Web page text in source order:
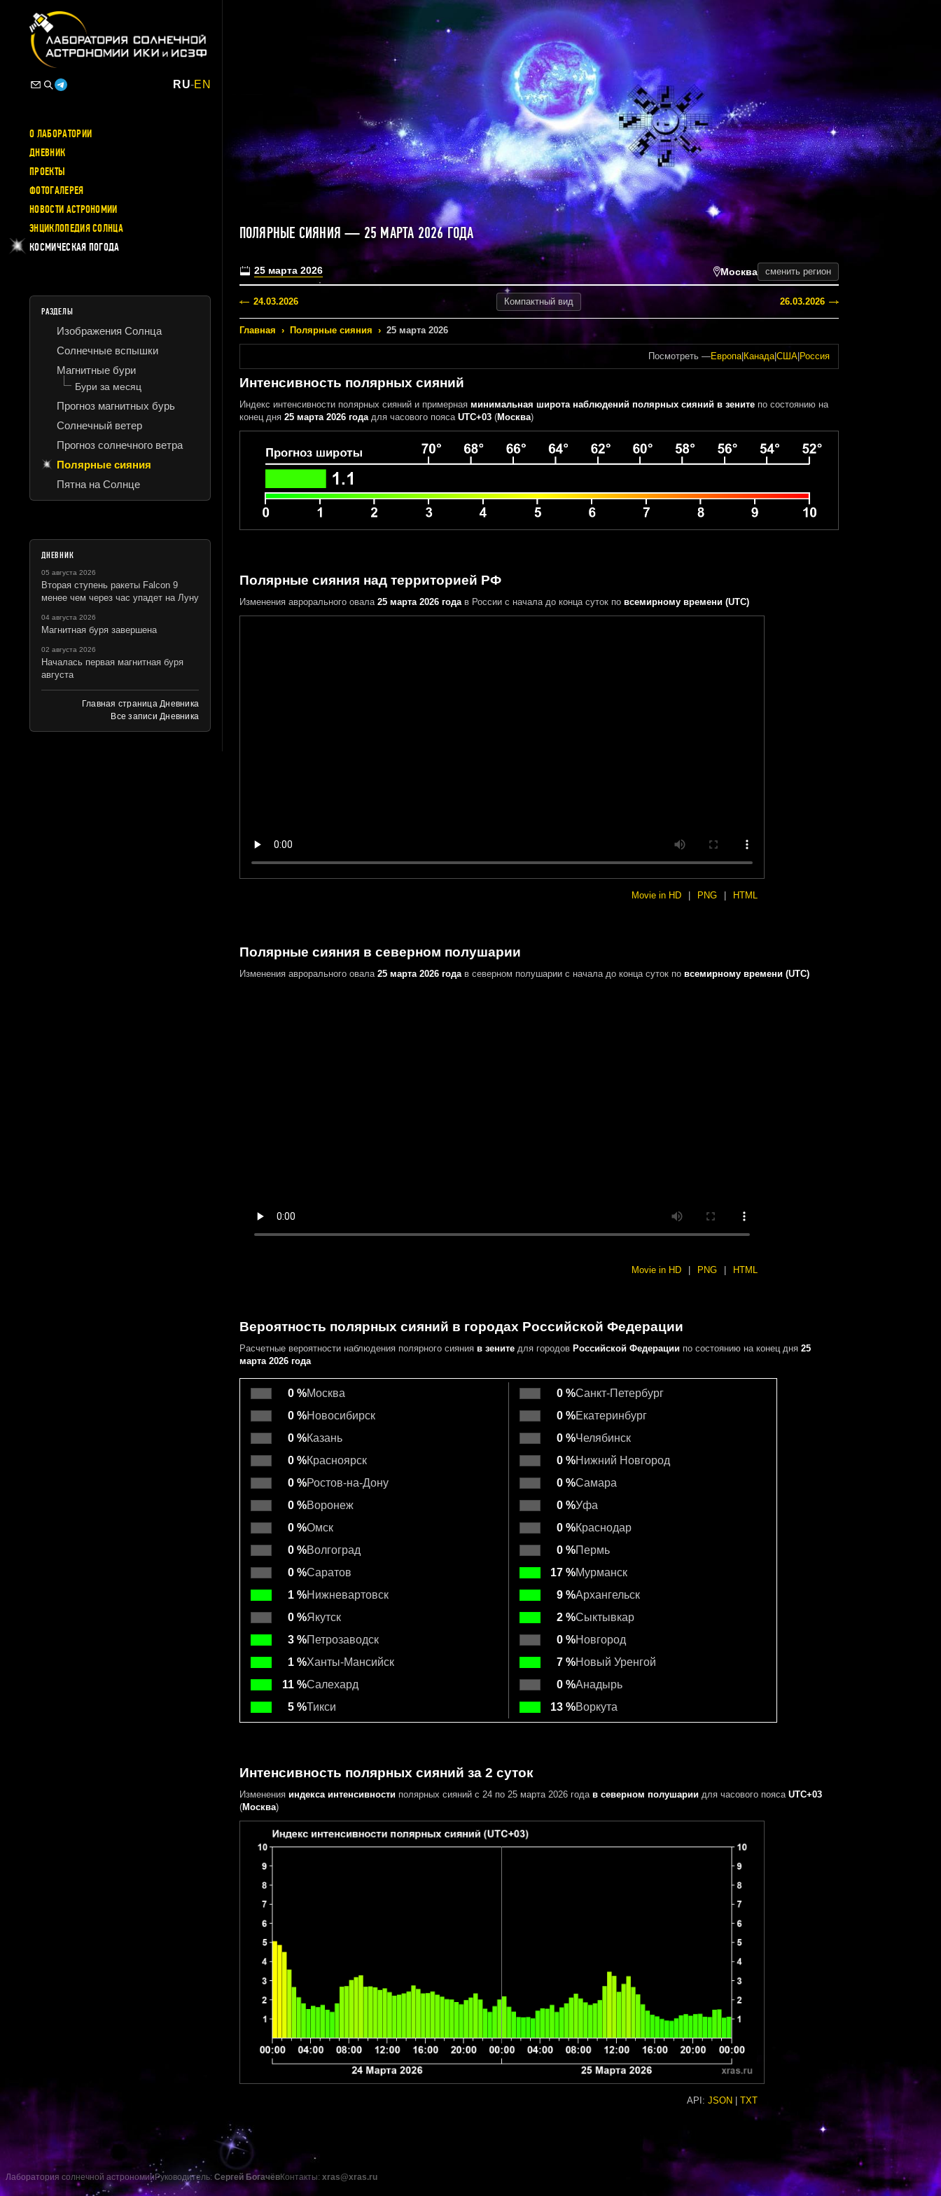
RU-EN
О ЛАБОРАТОРИИ
ДНЕВНИК
ПРОЕКТЫ
ФОТОГАЛЕРЕЯ
НОВОСТИ АСТРОНОМИИ
ЭНЦИКЛОПЕДИЯ СОЛНЦА
КОСМИЧЕСКАЯ ПОГОДА
РАЗДЕЛЫ
Изображения Солнца
Солнечные вспышки
Магнитные бури
Бури за месяц
Прогноз магнитных бурь
Солнечный ветер
Прогноз солнечного ветра
Полярные сияния
Пятна на Солнце
ДНЕВНИК
05 августа 2026
Вторая ступень ракеты Falcon 9
менее чем через час упадет на Луну
04 августа 2026
Магнитная буря завершена
02 августа 2026
Началась первая магнитная буря
августа
Главная страница Дневника
Все записи Дневника
ПОЛЯРНЫЕ СИЯНИЯ — 25 МАРТА 2026 ГОДА
25 марта 2026 Москва сменить регион
24.03.2026 Компактный вид 26.03.2026
Главная › Полярные сияния › 25 марта 2026
Посмотреть —Европа|Канада|США|Россия
Интенсивность полярных сияний
Индекс интенсивности полярных сиянийи примерная минимальная широта наблюдений полярных сияний в зенитепо состоянию на
конец дня 25 марта 2026 годадля часового пояса UTC+03(Москва)
Полярные сияния над территорией РФ
Изменения аврорального овала 25 марта 2026 годав Россиис начала до конца сутокпо всемирному времени (UTC)
Movie in HD PNG HTML
Полярные сияния в северном полушарии
Изменения аврорального овала 25 марта 2026 годав северном полушариис начала до конца сутокпо всемирному времени (UTC)
Movie in HD PNG HTML
Вероятность полярных сияний в городах Российской Федерации
Расчетные вероятности наблюдения полярного сияния в зените для городов Российской Федерациипо состоянию на конец дня 25
марта 2026 года
0 %Москва 0 %Санкт-Петербург
0 %Новосибирск 0 %Екатеринбург
0 %Казань 0 %Челябинск
0 %Красноярск 0 %Нижний Новгород
0 %Ростов-на-Дону 0 %Самара
0 %Воронеж 0 %Уфа
0 %Омск 0 %Краснодар
0 %Волгоград 0 %Пермь
0 %Саратов 17 %Мурманск
1 %Нижневартовск 9 %Архангельск
0 %Якутск 2 %Сыктывкар
3 %Петрозаводск 0 %Новгород
1 %Ханты-Мансийск 7 %Новый Уренгой
11 %Салехард 0 %Анадырь
5 %Тикси 13 %Воркута
Интенсивность полярных сияний за 2 суток
Изменения индекса интенсивностиполярных сияний с 24 по 25 марта 2026 года в северном полушарии для часового пояса UTC+03
(Москва)
API: JSON TXT
Лаборатория солнечной астрономииРуководитель: Сергей БогачёвКонтакты: xras@xras.ru